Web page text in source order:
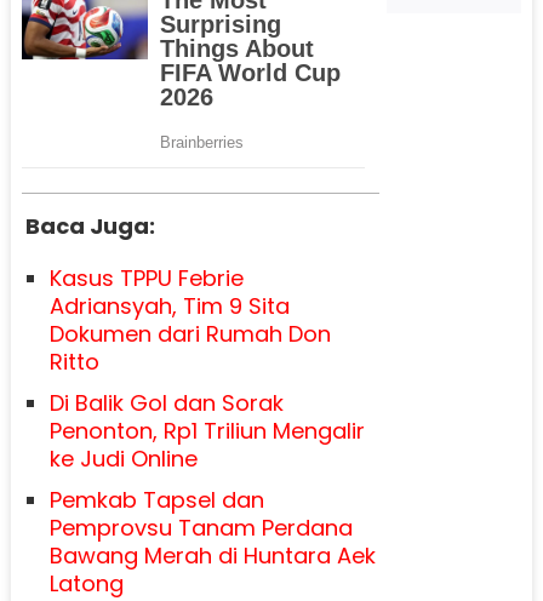
Baca Juga:
Kasus TPPU Febrie
Adriansyah, Tim 9 Sita
Dokumen dari Rumah Don
Ritto
Di Balik Gol dan Sorak
Penonton, Rp1 Triliun Mengalir
ke Judi Online
Pemkab Tapsel dan
Pemprovsu Tanam Perdana
Bawang Merah di Huntara Aek
Latong